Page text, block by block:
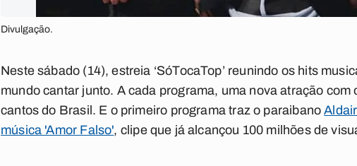
Divulgação.
Neste sábado (14), estreia ‘SóTocaTop’ reunindo os hits
mundo cantar junto. A cada programa, uma nova atração
cantos do Brasil. E o primeiro programa traz o paraibano
música 'Amor Falso', clipe que já alcançou 100 milhões de